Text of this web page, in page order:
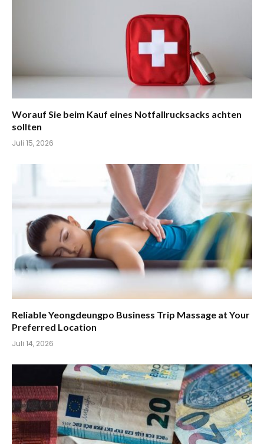
Worauf Sie beim Kauf eines Notfallrucksacks achten
sollten
Juli 15, 2026
Reliable Yeongdeungpo Business Trip Massage at Your
Preferred Location
Juli 14, 2026